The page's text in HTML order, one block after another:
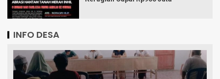
INFO DESA